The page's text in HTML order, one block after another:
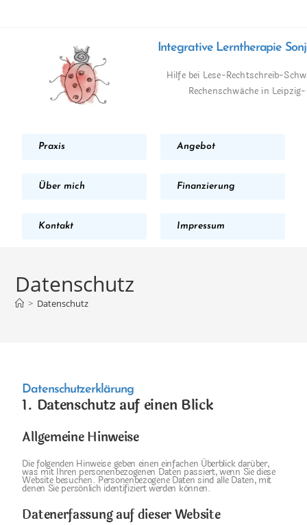
Integrative Lerntherapie
Hilfe bei Lese-Rechtschreib-
Rechenschwäche in
Praxis Angebot
Über mich Finanzierung
Kontakt Impressum
Datenschutz
> Datenschutz
Datenschutzerklärung
1. Datenschutz auf einen Blick
Allgemeine Hinweise
Die folgenden Hinweise geben einen einfachen Überblick darüber,
was mit Ihren personenbezogenen Daten passiert, wenn Sie diese
Website besuchen. Personenbezogene Daten sind alle Daten, mit
denen Sie persönlich identifiziert werden können.
Datenerfassung auf dieser Website